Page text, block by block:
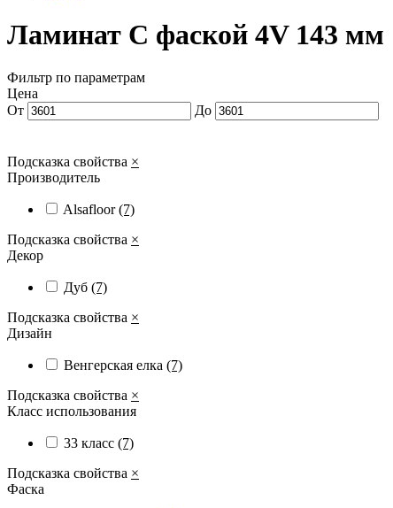
Ламинат С фаской 4V 143 мм
Фильтр по параметрам
Цена
От
До
Подсказка свойства ×
Производитель
Alsafloor(7)
Подсказка свойства ×
Декор
Дуб (7)
Подсказка свойства ×
Дизайн
Венгерская елка (7)
Подсказка свойства ×
Класс использования
33 класс (7)
Подсказка свойства ×
Фаска